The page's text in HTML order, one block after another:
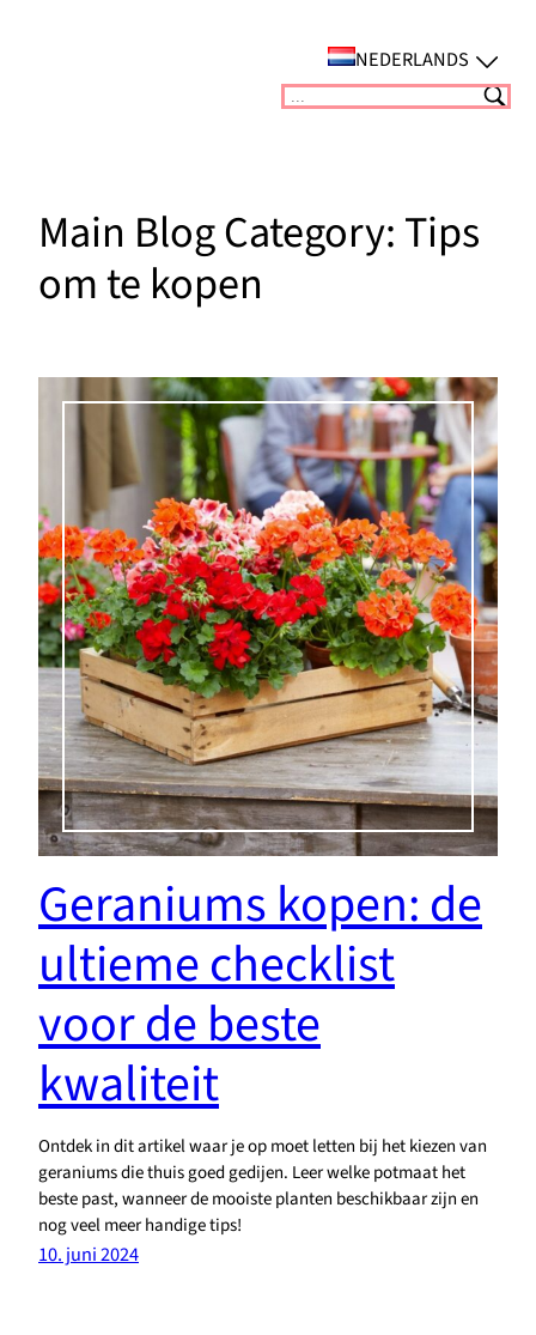
NEDERLANDS
Suchen
Main Blog Category:Tips
om te kopen
Geraniums kopen: de
ultieme checklist
voor de beste
kwaliteit
Ontdek in dit artikel waar je op moet letten bij het kiezen van
geraniums die thuis goed gedijen. Leer welke potmaat het
beste past, wanneer de mooiste planten beschikbaar zijn en
nog veel meer handige tips!
10. juni 2024